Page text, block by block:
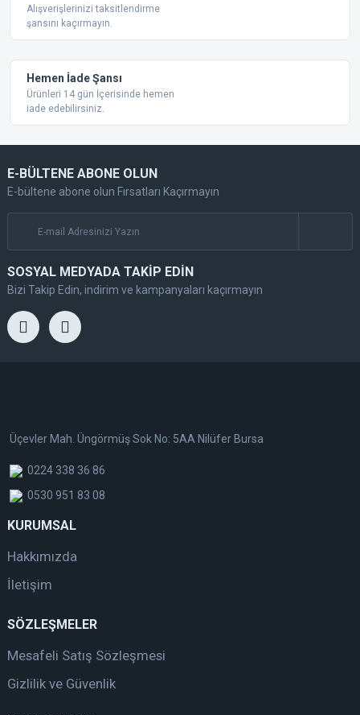
Alışverişlerinizi taksitlendirme
şansını kaçırmayın.
Hemen İade Şansı
Ürünleri 14 gün İçerisinde hemen
iade edebilirsiniz.
E-BÜLTENE ABONE OLUN
E-bültene abone olun Fırsatları Kaçırmayın
SOSYAL MEDYADA TAKİP EDİN
Bizi Takip Edin, indirim ve kampanyaları kaçırmayın
Üçevler Mah. Üngörmüş Sok No: 5AA Nilüfer Bursa
0224 338 36 86
0530 951 83 08
KURUMSAL
Hakkımızda
İletişim
SÖZLEŞMELER
Mesafeli Satış Sözleşmesi
Gizlilik ve Güvenlik